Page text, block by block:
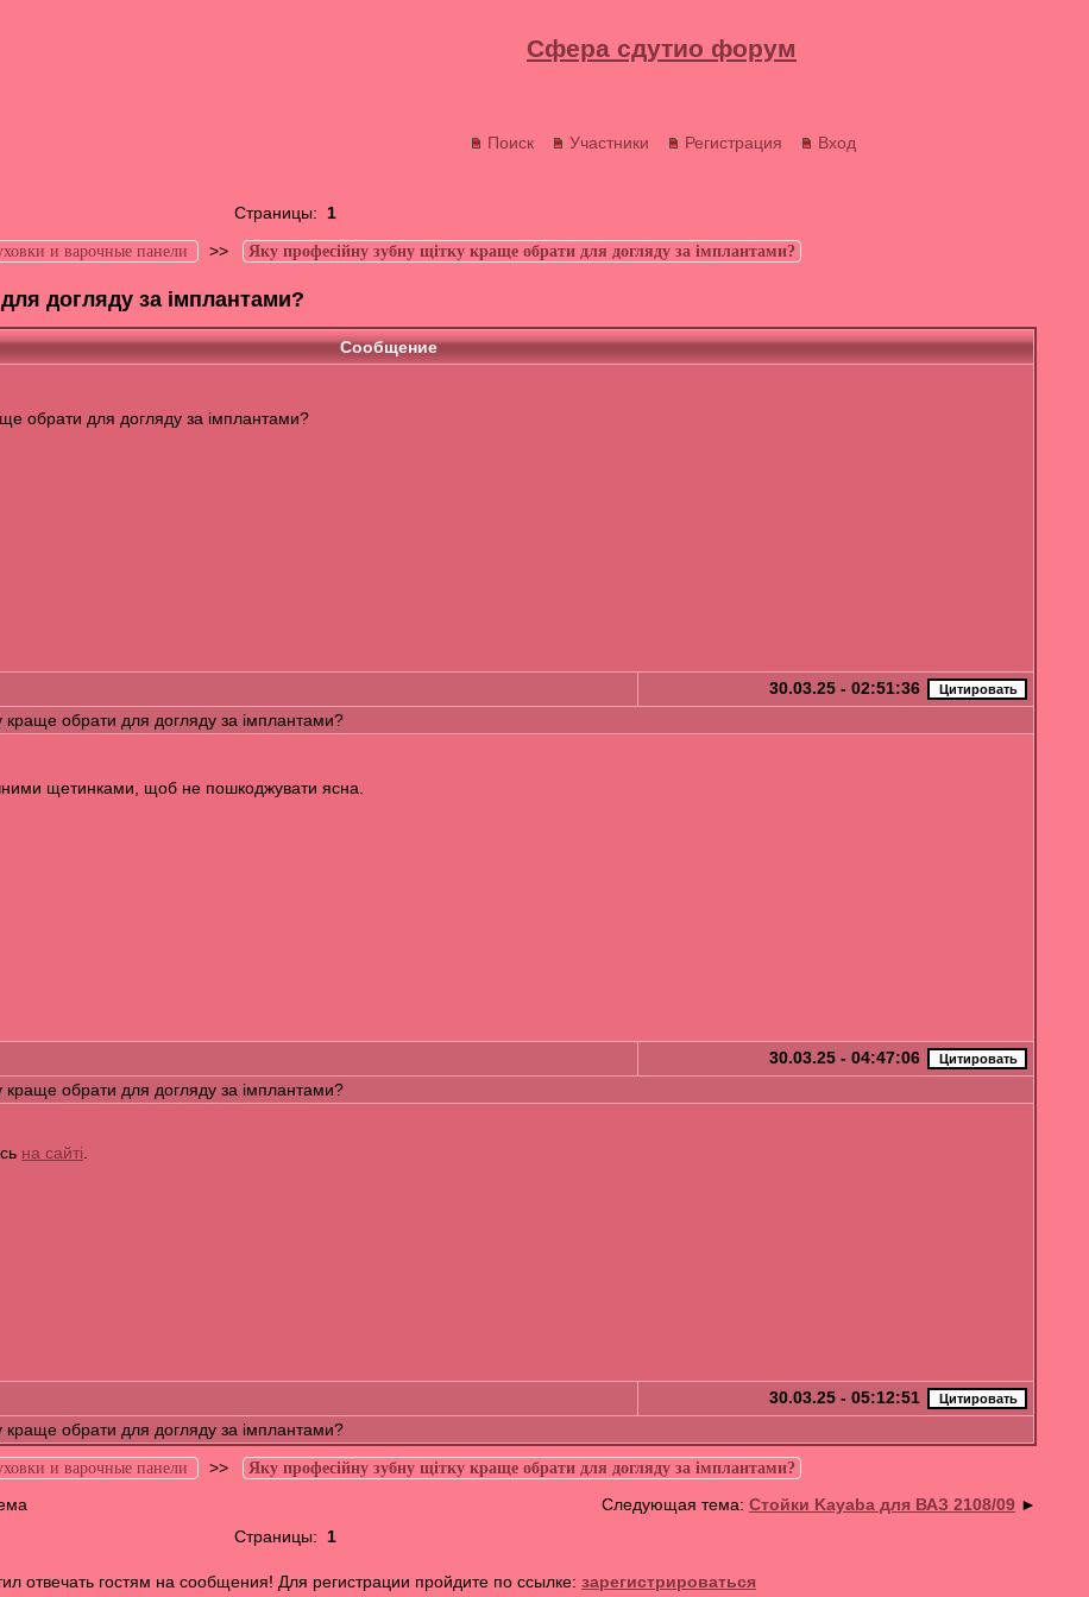
Сфера сдутио форум
Поиск Участники Регистрация Вход
Страницы: 1
и варочные панели >> Яку професійну зубну щітку краще обрати для догляду за імплантами?
догляду за імплантами?
Сообщение
обрати для догляду за імплантами?
30.03.25 - 02:51:36
краще обрати для догляду за імплантами?
щетинками, щоб не пошкоджувати ясна.
30.03.25 - 04:47:06
краще обрати для догляду за імплантами?
на сайті
30.03.25 - 05:12:51
краще обрати для догляду за імплантами?
и варочные панели >> Яку професійну зубну щітку краще обрати для догляду за імплантами?
Следующая тема: Стойки Kayaba для ВАЗ 2108/09►
Страницы: 1
отвечать гостям на сообщения! Для регистрации пройдите по ссылке: зарегистрироваться